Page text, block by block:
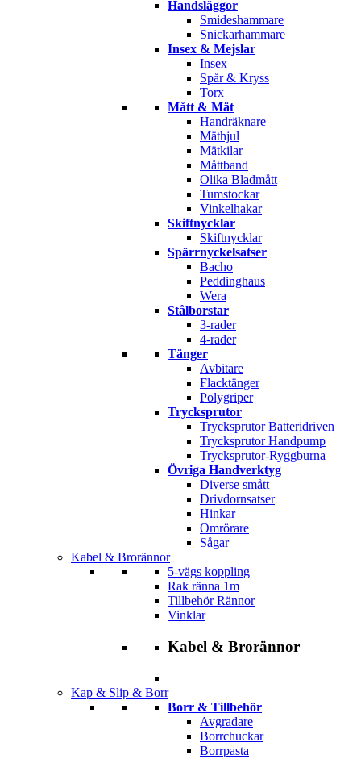
Handsläggor
Smideshammare
Snickarhammare
Insex & Mejslar
Insex
Spår & Kryss
Torx
Mått & Mät
Handräknare
Mäthjul
Mätkilar
Måttband
Olika Bladmått
Tumstockar
Vinkelhakar
Skiftnycklar
Skiftnycklar
Spärrnyckelsatser
Bacho
Peddinghaus
Wera
Stålborstar
3-rader
4-rader
Tänger
Avbitare
Flacktänger
Polygriper
Trycksprutor
Trycksprutor Batteridriven
Trycksprutor Handpump
Trycksprutor-Ryggburna
Övriga Handverktyg
Diverse smått
Drivdornsatser
Hinkar
Omrörare
Sågar
Kabel & Brorännor
5-vägs koppling
Rak ränna 1m
Tillbehör Rännor
Vinklar
Kabel & Brorännor
Kap & Slip & Borr
Borr & Tillbehör
Avgradare
Borrchuckar
Borrpasta